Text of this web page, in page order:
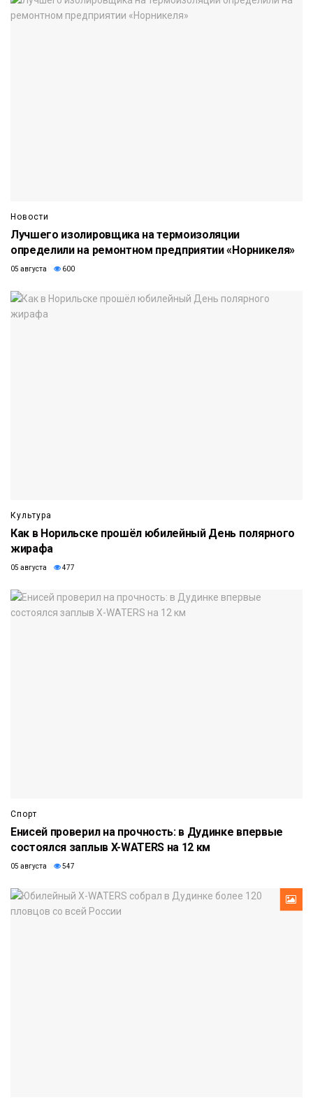
Новости
Лучшего изолировщика на термоизоляции
определили на ремонтном предприятии «Норникеля»
05 августа 600
Культура
Как в Норильске прошёл юбилейный День полярного
жирафа
05 августа 477
Спорт
Енисей проверил на прочность: в Дудинке впервые
состоялся заплыв X-WATERS на 12 км
05 августа 547